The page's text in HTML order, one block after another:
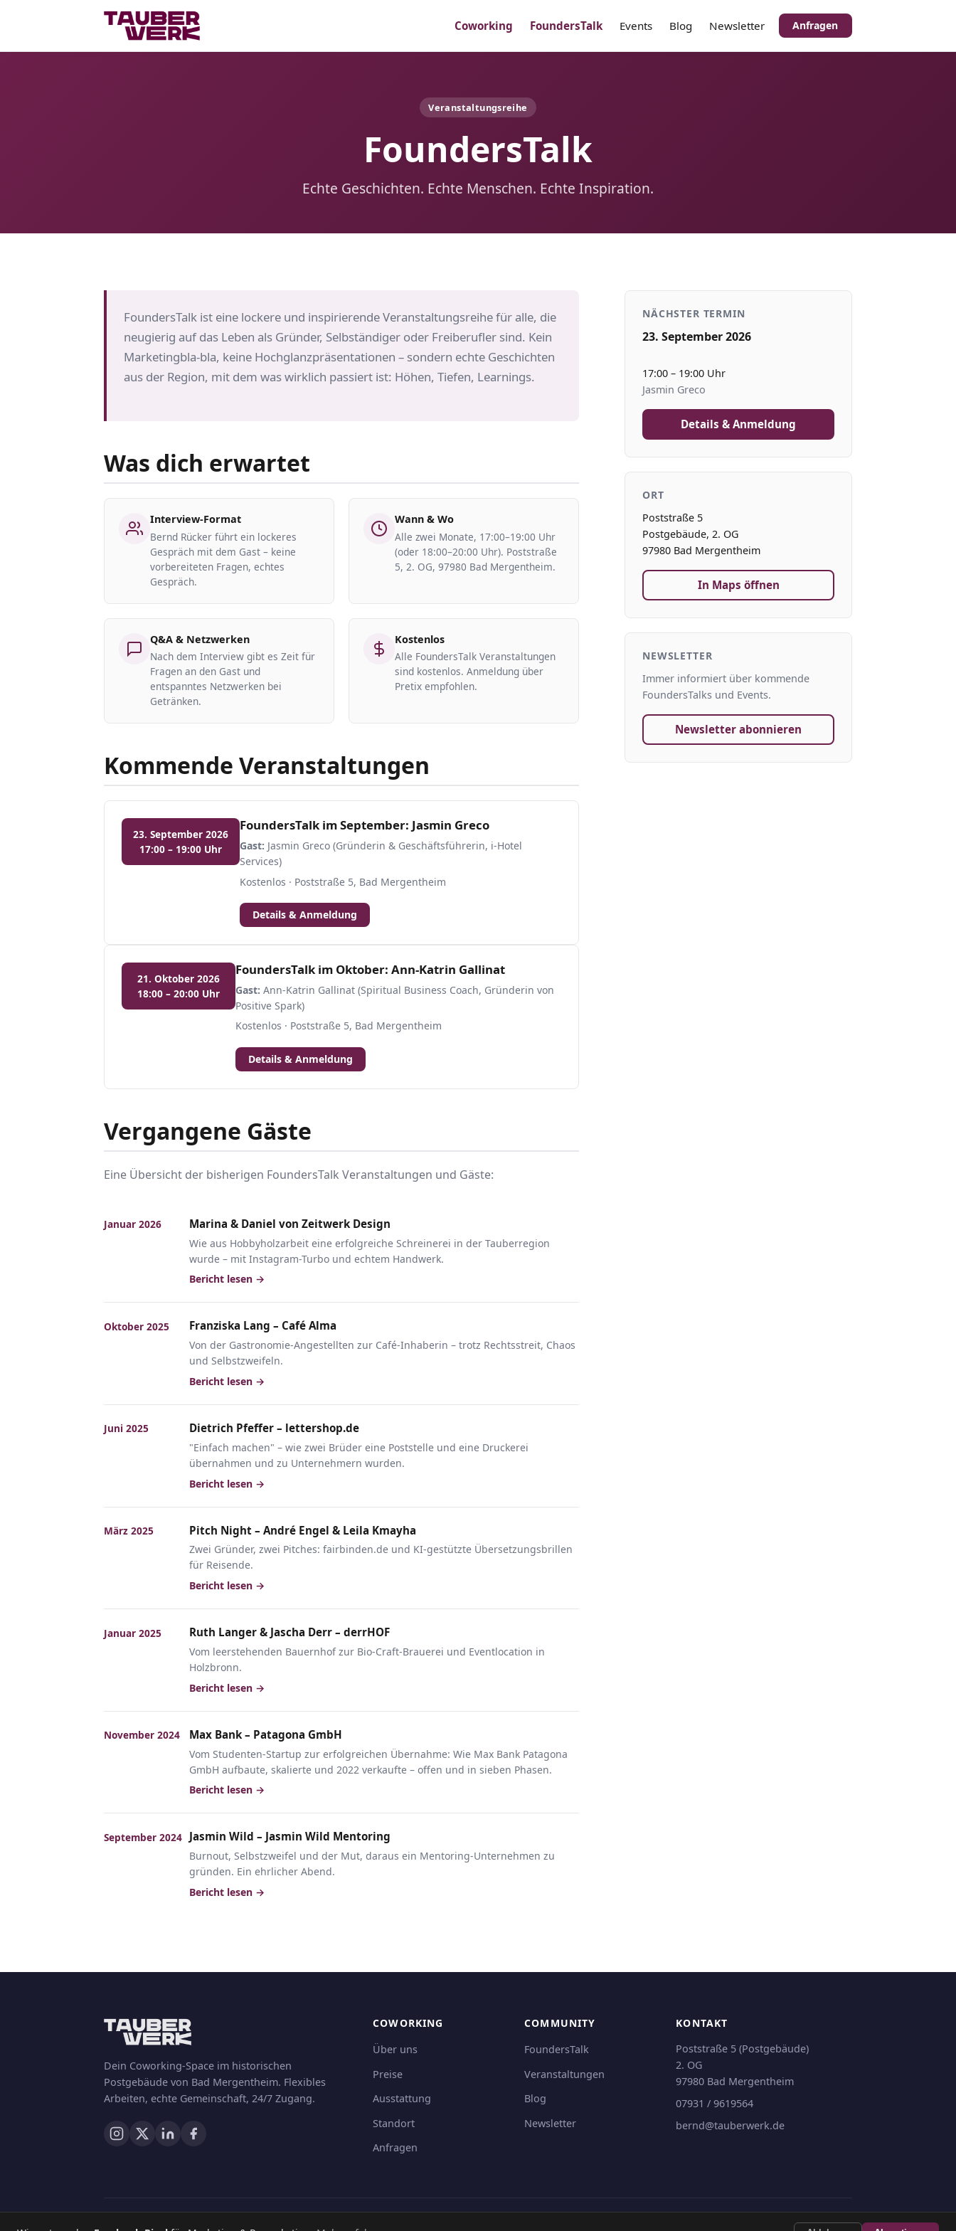
Coworking FoundersTalk Events Blog Newsletter Anfragen
Veranstaltungsreihe
FoundersTalk
Echte Geschichten. Echte Menschen. Echte Inspiration.
FoundersTalk ist eine lockere und inspirierende Veranstaltungsreihe für alle, die
neugierig auf das Leben als Gründer, Selbständiger oder Freiberufler sind. Kein
Marketingbla-bla, keine Hochglanzpräsentationen – sondern echte Geschichten
aus der Region, mit dem was wirklich passiert ist: Höhen, Tiefen, Learnings.
Was dich erwartet
Interview-Format
Bernd Rücker führt ein lockeres
Gespräch mit dem Gast – keine
vorbereiteten Fragen, echtes
Gespräch.
Wann & Wo
Alle zwei Monate, 17:00–19:00 Uhr
(oder 18:00–20:00 Uhr). Poststraße
5, 2. OG, 97980 Bad Mergentheim.
Q&A & Netzwerken
Nach dem Interview gibt es Zeit für
Fragen an den Gast und
entspanntes Netzwerken bei
Getränken.
Kostenlos
Alle FoundersTalk Veranstaltungen
sind kostenlos. Anmeldung über
Pretix empfohlen.
Kommende Veranstaltungen
23. September 2026
17:00 – 19:00 Uhr
FoundersTalk im September: Jasmin Greco
Gast: Jasmin Greco (Gründerin & Geschäftsführerin, i-Hotel
Services)
Kostenlos · Poststraße 5, Bad Mergentheim
Details & Anmeldung
21. Oktober 2026
18:00 – 20:00 Uhr
FoundersTalk im Oktober: Ann-Katrin Gallinat
Gast: Ann-Katrin Gallinat (Spiritual Business Coach, Gründerin von
Positive Spark)
Kostenlos · Poststraße 5, Bad Mergentheim
Details & Anmeldung
Vergangene Gäste
Eine Übersicht der bisherigen FoundersTalk Veranstaltungen und Gäste:
Januar 2026 Marina & Daniel von Zeitwerk Design
Wie aus Hobbyholzarbeit eine erfolgreiche Schreinerei in der Tauberregion
wurde – mit Instagram-Turbo und echtem Handwerk.
Bericht lesen →
Oktober 2025 Franziska Lang – Café Alma
Von der Gastronomie-Angestellten zur Café-Inhaberin – trotz Rechtsstreit, Chaos
und Selbstzweifeln.
Bericht lesen →
Juni 2025 Dietrich Pfeffer – lettershop.de
"Einfach machen" – wie zwei Brüder eine Poststelle und eine Druckerei
übernahmen und zu Unternehmern wurden.
Bericht lesen →
März 2025 Pitch Night – André Engel & Leila Kmayha
Zwei Gründer, zwei Pitches: fairbinden.de und KI-gestützte Übersetzungsbrillen
für Reisende.
Bericht lesen →
Januar 2025 Ruth Langer & Jascha Derr – derrHOF
Vom leerstehenden Bauernhof zur Bio-Craft-Brauerei und Eventlocation in
Holzbronn.
Bericht lesen →
November 2024 Max Bank – Patagona GmbH
Vom Studenten-Startup zur erfolgreichen Übernahme: Wie Max Bank Patagona
GmbH aufbaute, skalierte und 2022 verkaufte – offen und in sieben Phasen.
Bericht lesen →
September 2024 Jasmin Wild – Jasmin Wild Mentoring
Burnout, Selbstzweifel und der Mut, daraus ein Mentoring-Unternehmen zu
gründen. Ein ehrlicher Abend.
Bericht lesen →
NÄCHSTER TERMIN
23. September 2026
17:00 – 19:00 Uhr
Jasmin Greco
Details & Anmeldung
ORT
Poststraße 5
Postgebäude, 2. OG
97980 Bad Mergentheim
In Maps öffnen
NEWSLETTER
Immer informiert über kommende
FoundersTalks und Events.
Newsletter abonnieren
Dein Coworking-Space im historischen
Postgebäude von Bad Mergentheim. Flexibles
Arbeiten, echte Gemeinschaft, 24/7 Zugang.
COWORKING
Über uns
Preise
Ausstattung
Standort
Anfragen
COMMUNITY
FoundersTalk
Veranstaltungen
Blog
Newsletter
KONTAKT
Poststraße 5 (Postgebäude)
2. OG
97980 Bad Mergentheim
07931 / 9619564
bernd@tauberwerk.de
ImpressumDatenschutz